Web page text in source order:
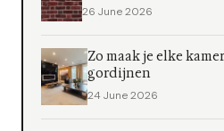
26 June 2026
Zo maak je elke
gordijnen
24 June 2026